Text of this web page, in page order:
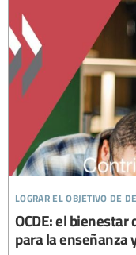
lograr el objetivo de
OCDE: el
para la enseñanza